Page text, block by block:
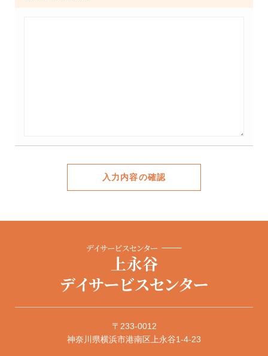
入力内容の確認
〒233-0012
神奈川県横浜市港南区上永谷1-4-23